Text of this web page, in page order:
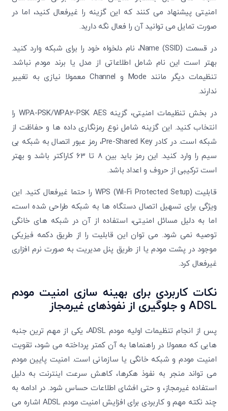
امنیتی پیشنهاد می کنند که این گزینه را غیرفعال کنید، اما در
صورت تمایل می توانید آن را فعال نگه دارید.
در قسمت Name (SSID)، نام دلخواه خود را برای شبکه وارد کنید.
بهتر است این نام شامل اطلاعاتی از مدل یا برند مودم نباشد.
تنظیمات دیگر مانند Mode و Channel معمولا نیازی به تغییر
ندارند.
در بخش تنظیمات امنیتی، گزینه WPA-PSK/WPA2-PSK AES را
انتخاب کنید. این گزینه شامل نوع رمزنگاری داده ها و حفاظت از
شبکه است. در کادر Pre-Shared Key، رمز عبور اتصال به شبکه بی
سیم را وارد کنید. این رمز باید بین ۸ تا ۶۳ کاراکتر باشد و بهتر
است ترکیبی از حروف و اعداد باشد.
قابلیت WPS (Wi-Fi Protected Setup) را حتما غیرفعال کنید. این
ویژگی برای تسهیل اتصال دستگاه ها به شبکه طراحی شده است،
اما به دلیل مسائل امنیتی، استفاده از آن در شبکه های خانگی
توصیه نمی شود. می توان این قابلیت را از طریق دکمه فیزیکی
موجود در پشت مودم یا از طریق پنل مدیریت به صورت نرم افزاری
غیرفعال کرد.
نکات کاربردی برای بهینه سازی امنیت مودم
ADSL و جلوگیری از نفوذهای غیرمجاز
پس از انجام تنظیمات اولیه مودم ADSL، یکی از مهم ترین جنبه
هایی که معمولا در راهنماها به آن کمتر پرداخته می شود، تقویت
امنیت مودم و شبکه خانگی یا سازمانی است. امنیت پایین مودم
می تواند منجر به نفوذ هکرها، کاهش سرعت اینترنت به دلیل
استفاده غیرمجاز، و حتی افشای اطلاعات حساس شود. در ادامه به
چند نکته مهم و کاربردی برای افزایش امنیت مودم ADSL اشاره می